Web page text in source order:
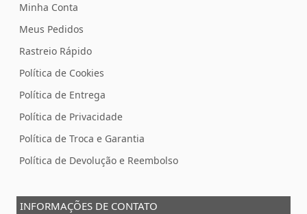
Minha Conta
Meus Pedidos
Rastreio Rápido
Política de Cookies
Política de Entrega
Política de Privacidade
Política de Troca e Garantia
Política de Devolução e Reembolso
INFORMAÇÕES DE CONTATO